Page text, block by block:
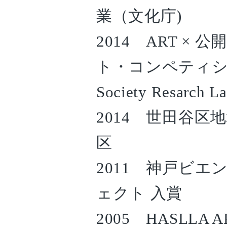
業（文化庁)
2014 ART × 公
ト・コンペティ
Society Resarch
2014 世田谷区地
区
2011 神戸ビエン
ェクト 入賞
2005 HASLLA